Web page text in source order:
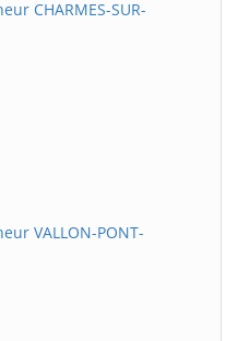
CHARMES-SUR-
VALLON-PONT-